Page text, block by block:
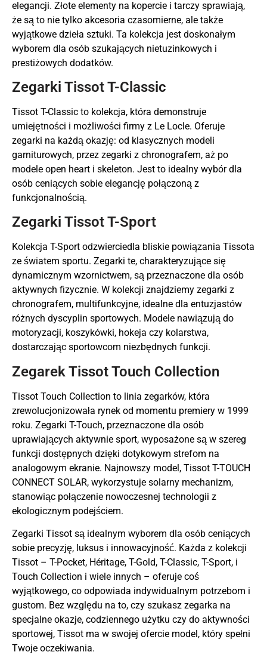
elegancji. Złote elementy na kopercie i tarczy sprawiają,
że są to nie tylko akcesoria czasomierne, ale także
wyjątkowe dzieła sztuki. Ta kolekcja jest doskonałym
wyborem dla osób szukających nietuzinkowych i
prestiżowych dodatków.
Zegarki Tissot T-Classic
Tissot T-Classic to kolekcja, która demonstruje
umiejętności i możliwości firmy z Le Locle. Oferuje
zegarki na każdą okazję: od klasycznych modeli
garniturowych, przez zegarki z chronografem, aż po
modele open heart i skeleton. Jest to idealny wybór dla
osób ceniących sobie elegancję połączoną z
funkcjonalnością.
Zegarki Tissot T-Sport
Kolekcja T-Sport odzwierciedla bliskie powiązania Tissota
ze światem sportu. Zegarki te, charakteryzujące się
dynamicznym wzornictwem, są przeznaczone dla osób
aktywnych fizycznie. W kolekcji znajdziemy zegarki z
chronografem, multifunkcyjne, idealne dla entuzjastów
różnych dyscyplin sportowych. Modele nawiązują do
motoryzacji, koszykówki, hokeja czy kolarstwa,
dostarczając sportowcom niezbędnych funkcji.
Zegarek Tissot Touch Collection
Tissot Touch Collection to linia zegarków, która
zrewolucjonizowała rynek od momentu premiery w 1999
roku. Zegarki T-Touch, przeznaczone dla osób
uprawiających aktywnie sport, wyposażone są w szereg
funkcji dostępnych dzięki dotykowym strefom na
analogowym ekranie. Najnowszy model, Tissot T-TOUCH
CONNECT SOLAR, wykorzystuje solarny mechanizm,
stanowiąc połączenie nowoczesnej technologii z
ekologicznym podejściem.
Zegarki Tissot są idealnym wyborem dla osób ceniących
sobie precyzję, luksus i innowacyjność. Każda z kolekcji
Tissot – T-Pocket, Héritage, T-Gold, T-Classic, T-Sport, i
Touch Collection i wiele innych – oferuje coś
wyjątkowego, co odpowiada indywidualnym potrzebom i
gustom. Bez względu na to, czy szukasz zegarka na
specjalne okazje, codziennego użytku czy do aktywności
sportowej, Tissot ma w swojej ofercie model, który spełni
Twoje oczekiwania.